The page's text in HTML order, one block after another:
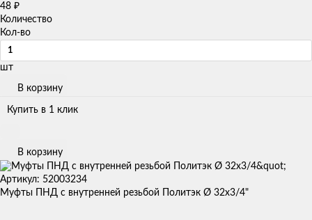
48 ₽
Количество
Кол-во
шт
В корзину
Купить в 1 клик
В корзину
Артикул: 52003234
Муфты ПНД с внутренней резьбой Политэк Ø 32x3/4"